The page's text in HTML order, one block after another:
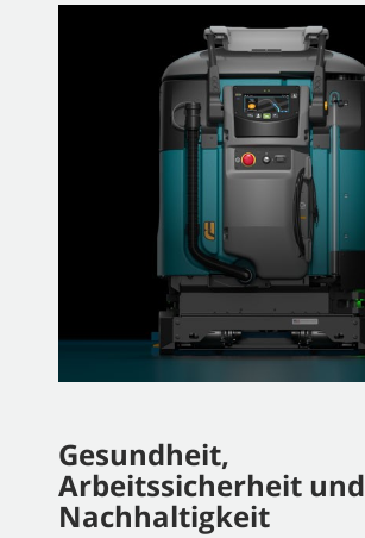
Gesundheit,
Arbeitssicherheit und
Nachhaltigkeit